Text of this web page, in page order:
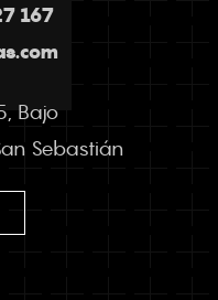
167
Bajo
Sebastián